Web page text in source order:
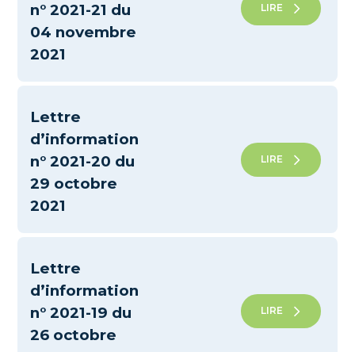
n° 2021-21 du
04 novembre
2021
LIRE
Lettre
d’information
n° 2021-20 du
29 octobre
2021
LIRE
Lettre
d’information
n° 2021-19 du
26 octobre
LIRE